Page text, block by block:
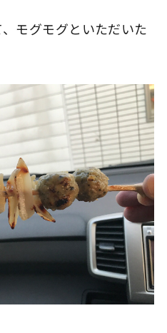
モグモグといただいた